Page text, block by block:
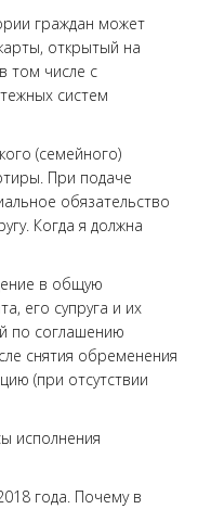
граждан может
открытый на
том числе с
систем
(семейного)
При подаче
обязательство
Когда я должна
в общую
его супруга и их
по соглашению
снятия обременения
(при отсутствии
исполнения
года. Почему в